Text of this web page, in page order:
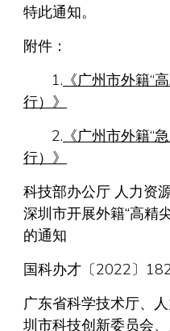
特此通知。
附件：
1. 《广州市外籍“
行）》
2. 《广州市外籍“
行）》
科技部办公厅 人力资
深圳市开展外籍“高精
的通知
国科办才〔2022〕
广东省科学技术厅、
圳市科技创新委员会